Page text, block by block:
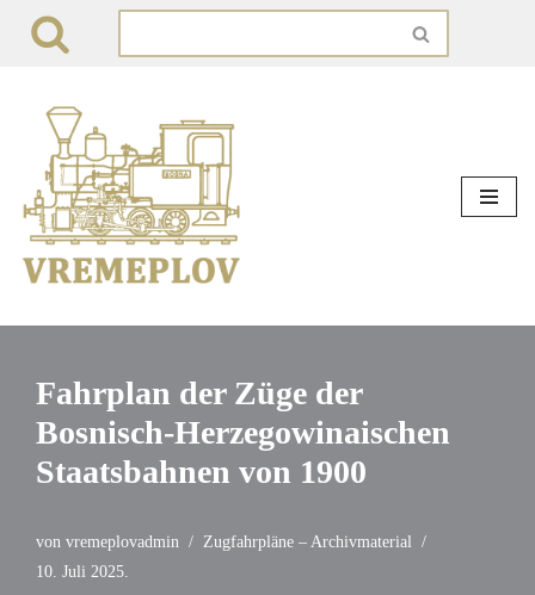
springen
Fahrplan der Züge der
Bosnisch-Herzegowinaischen
Staatsbahnen von 1900
von vremeplovadmin
Zugfahrpläne – Archivmaterial
10. Juli 2025.